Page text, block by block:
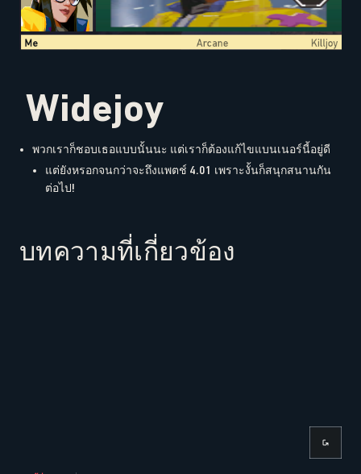
Widejoy
พวกเราก็ชอบเธอแบบนั้นนะ แต่เราก็ต้องแก้ไขแบนเนอร์นี้อยู่ดี
แต่ยังหรอกจนกว่าจะถึงแพตช์ 4.01 เพราะงั้นก็สนุกสนานกัน
ต่อไป!
บทความที่เกี่ยวข้อง